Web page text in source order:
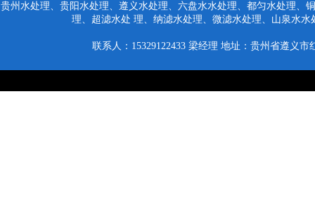
贵州水处理、贵阳水处理、遵义水处理、六盘水水处理、都匀水处理、
理、超滤水处 理、纳滤水处理、微滤水处理、山泉水
联系人：15329122433 梁经理 地址：贵州省遵义